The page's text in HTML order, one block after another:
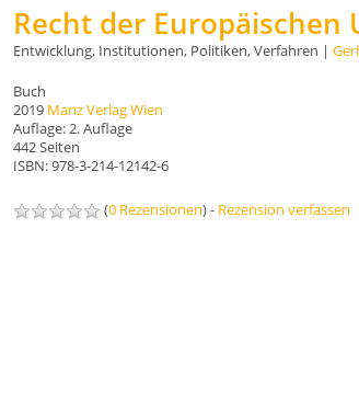
Recht der Europäischen
Entwicklung, Institutionen, Politiken, Verfahren |
Buch
2019 Manz Verlag Wien
Auflage: 2. Auflage
442 Seiten
ISBN: 978-3-214-12142-6
(0 Rezensionen) - Rezension verfassen